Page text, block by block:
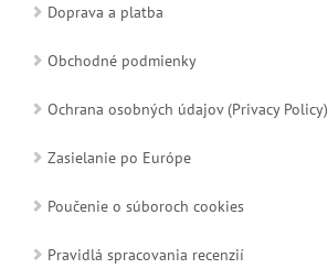
Doprava a platba
Obchodné podmienky
Ochrana osobných údajov (Privacy Policy)
Zasielanie po Európe
Poučenie o súboroch cookies
Pravidlá spracovania recenzií